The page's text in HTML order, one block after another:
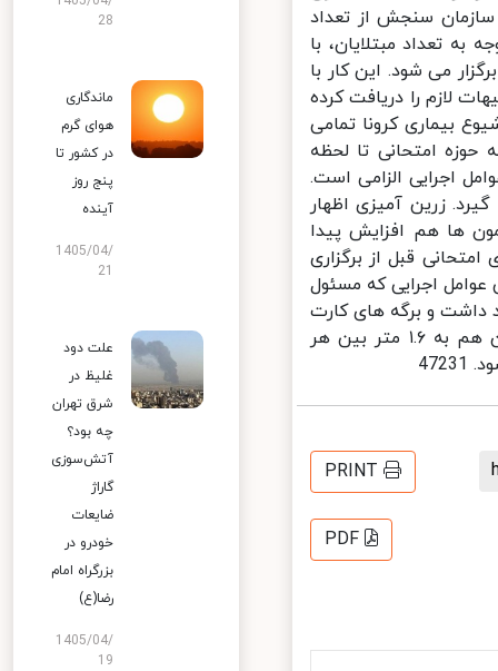
سنجش از تعداد
تعداد مبتلایان، با
می شود. این کار با
لازم را دریافت کرده
بیماری کرونا تمامی
۹۹ باید از بدو ورود به حوزه امتحانی تا لحظه
اجرایی الزامی است.
زرین آمیزی اظهار
ها هم افزایش پیدا
قبل از برگزاری
اجرایی که مسئول
و برگه های کارت
هم ضدعفونی می شوند. وی خاطرنشان کرد: فاصله بین صندلی های آزمون هم به ۱.۶ متر بین هر
PRINT
PDF
28
ماندگاری
هوای گرم
در کشور تا
پنج روز
آینده
1405/04/
علت دود
غلیظ در
شرق تهران
چه بود؟
آتش‌سوزی
گاراژ
ضایعات
خودرو در
بزرگراه امام
رضا(ع)
1405/04/
19